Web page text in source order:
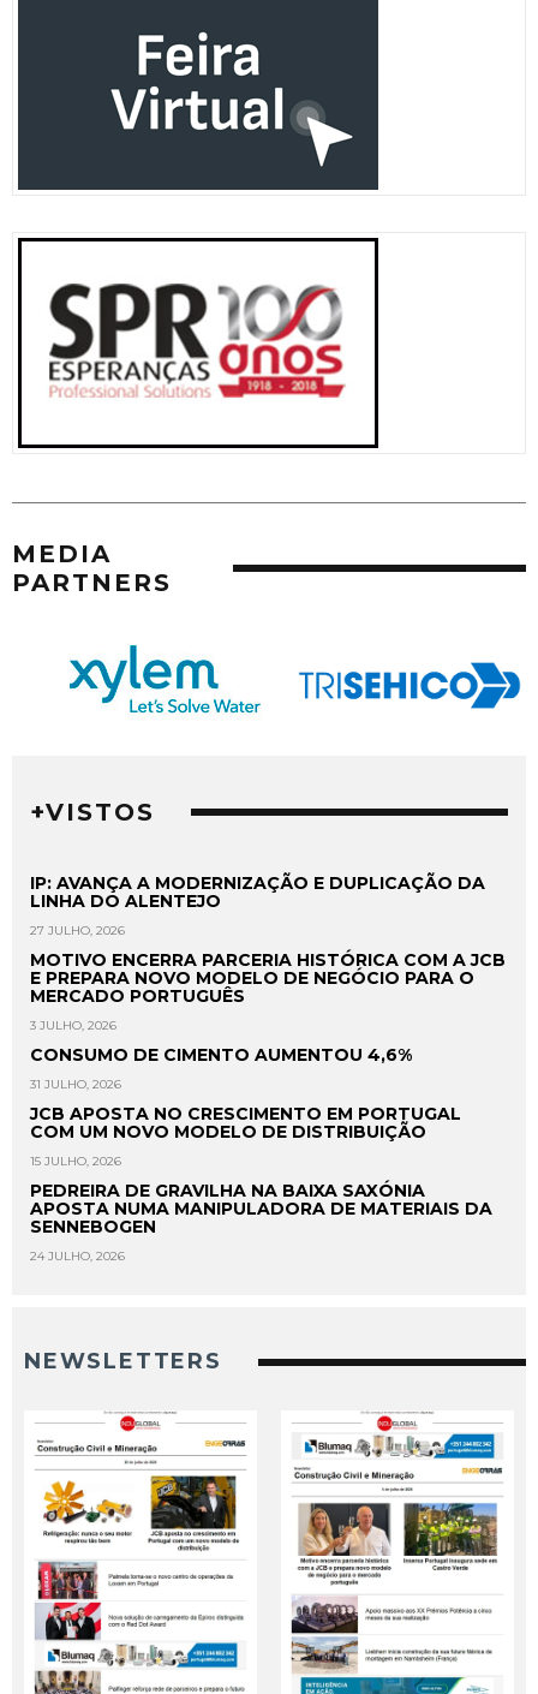
MEDIA
PARTNERS
+VISTOS
IP: AVANÇA A MODERNIZAÇÃO E DUPLICAÇÃO DA
LINHA DO ALENTEJO
27 JULHO, 2026
MOTIVO ENCERRA PARCERIA HISTÓRICA COM A JCB
E PREPARA NOVO MODELO DE NEGÓCIO PARA O
MERCADO PORTUGUÊS
3 JULHO, 2026
CONSUMO DE CIMENTO AUMENTOU 4,6%
31 JULHO, 2026
JCB APOSTA NO CRESCIMENTO EM PORTUGAL
COM UM NOVO MODELO DE DISTRIBUIÇÃO
15 JULHO, 2026
PEDREIRA DE GRAVILHA NA BAIXA SAXÓNIA
APOSTA NUMA MANIPULADORA DE MATERIAIS DA
SENNEBOGEN
24 JULHO, 2026
NEWSLETTERS